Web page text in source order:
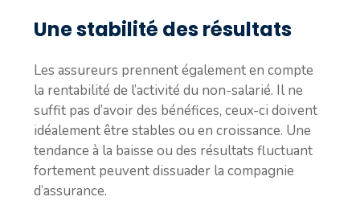
Une stabilité des résultats
Les assureurs prennent également en compte
la rentabilité de l’activité du non-salarié. Il ne
suffit pas d’avoir des bénéfices, ceux-ci doivent
idéalement être stables ou en croissance. Une
tendance à la baisse ou des résultats fluctuant
fortement peuvent dissuader la compagnie
d’assurance.